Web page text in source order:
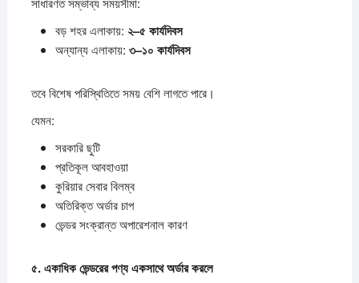
বড় শহর এলাকায়: ২–৫কার্যদিবস
অন্যান্য এলাকায়: ৩–১০ কার্যদিবস
তবে বিশেষ পরিস্থিতিতে সময় বেশি লাগতে পারে।
যেমন:
সরকারি ছুটি
প্রতিকূল আবহাওয়া
কুরিয়ার সেবার বিলম্ব
অতিরিক্ত অর্ডার চাপ
ভেন্ডর সংক্রান্ত অপারেশনাল কারণ
৫.একাধিকভেন্ডরেরপণ্যএকসাথেঅর্ডারকরলে